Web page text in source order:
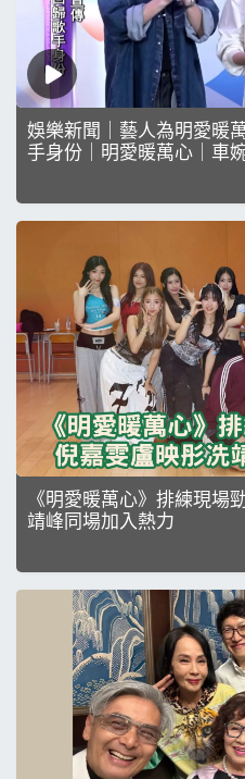
娛樂新聞｜藝人為明愛暖
手身份｜明愛暖萬心｜車
《明愛暖萬心》排練現場
靖峰同場加入熱力